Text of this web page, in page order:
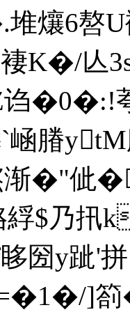
爙6嗸
褄K�/
�0�:!
崡膡
�"佌�
$乃 扟
圀y跐'
�1�/]